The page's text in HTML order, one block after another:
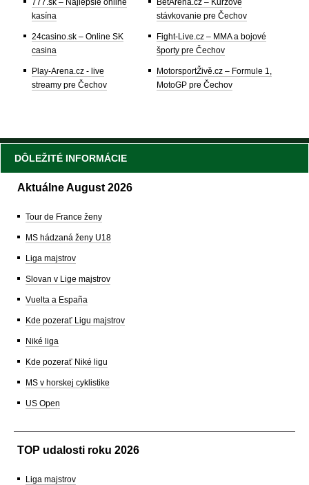
777.sk – Najlepšie online
kasína
24casino.sk – Online SK
casina
Play-Arena.cz - live
streamy pre Čechov
BetArena.cz – Kurzové
stávkovanie pre Čechov
Fight-Live.cz – MMA a bojové
športy pre Čechov
MotorsportŽivě.cz – Formule 1,
MotoGP pre Čechov
DÔLEŽITÉ INFORMÁCIE
Aktuálne August 2026
Tour de France ženy
MS hádzaná ženy U18
Liga majstrov
Slovan v Lige majstrov
Vuelta a España
Kde pozerať Ligu majstrov
Niké liga
Kde pozerať Niké ligu
MS v horskej cyklistike
US Open
TOP udalosti roku 2026
Liga majstrov